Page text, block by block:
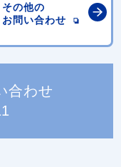
その他の
お問い合わせ
合わせ